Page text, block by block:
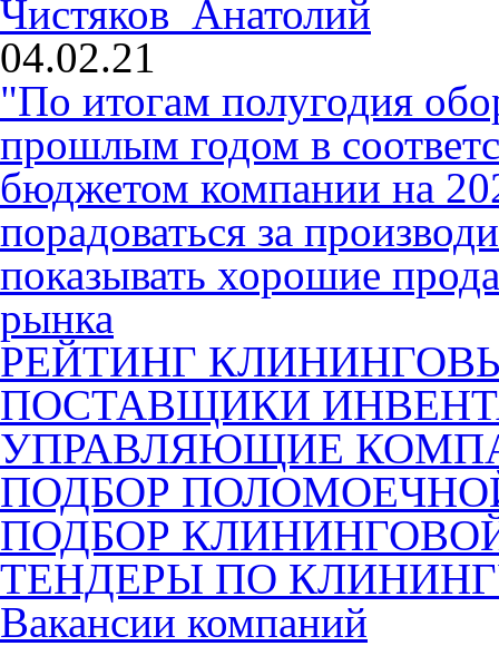
Чистяков Анатолий
04.02.21
"По итогам полугодия
прошлым годом в
бюджетом компании на
порадоваться за
показывать хорошие
рынка
РЕЙТИНГ
ПОСТАВЩИКИ
УПРАВЛЯЮЩИЕ
ПОДБОР
ПОДБОР
ТЕНДЕРЫ ПО
Вакансии компаний